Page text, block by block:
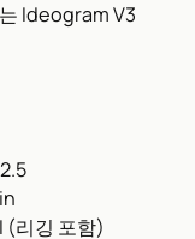
Ideogram V3
(리깅 포함)